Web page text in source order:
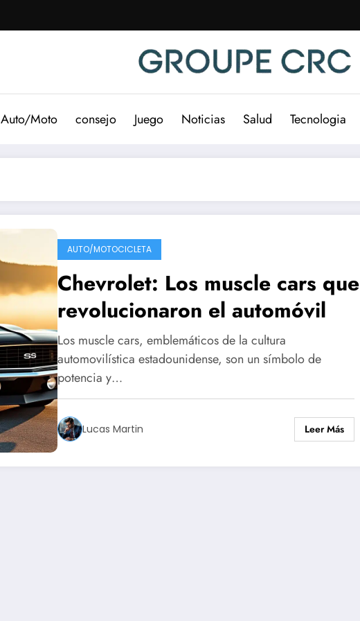
Auto/Moto consejo Juego Noticias Salud Tecnologia
AUTO/MOTOCICLETA
Chevrolet: Los muscle cars que
revolucionaron el automóvil
Los muscle cars, emblemáticos de la cultura
automovilística estadounidense, son un símbolo de
potencia y…
Lucas Martin Leer Más